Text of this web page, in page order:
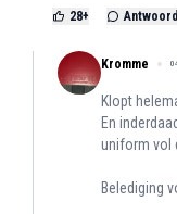
28+ Antwoord
Kromme
Klopt
En
uniform vol
Belediging